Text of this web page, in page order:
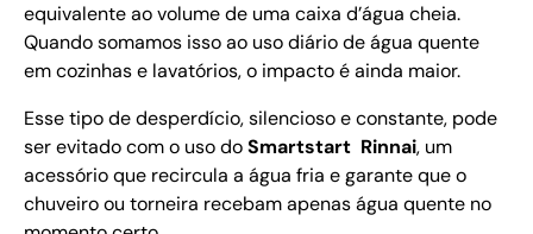
equivalente ao volume de uma caixa d’água cheia.
Quando somamos isso ao uso diário de água quente
em cozinhas e lavatórios, o impacto é ainda maior.
Esse tipo de desperdício, silencioso e constante, pode
ser evitado com o uso doSmartstart Rinnai, um
acessório que recircula a água fria e garante que o
chuveiro ou torneira recebam apenas água quente no